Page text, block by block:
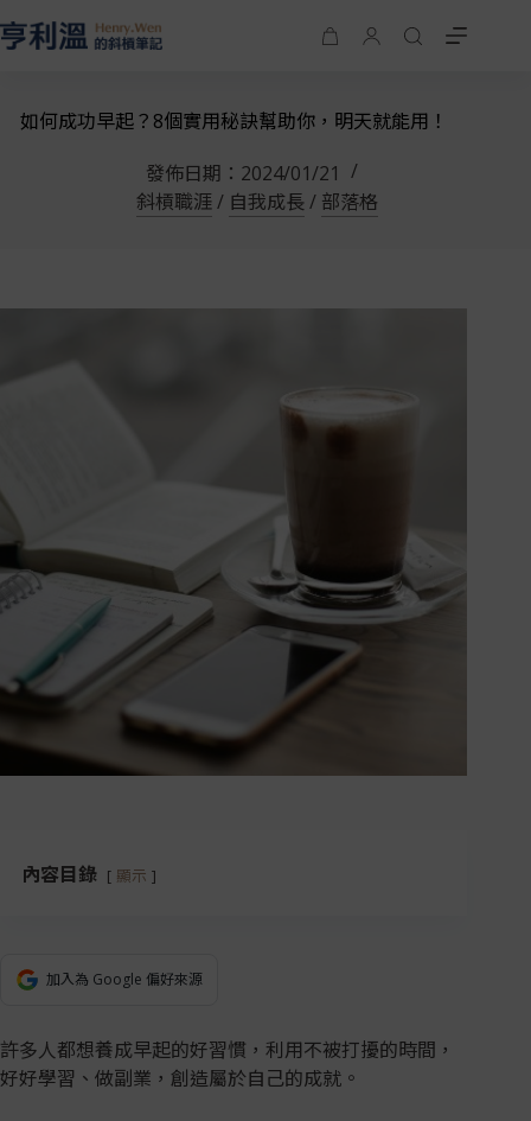
如何成功早起？8個實用秘訣幫助你，明天就能用！
發佈日期： 2024/01/21
斜槓職涯/ 自我成長 / 部落格
內容目錄 顯示
加入為 Google 偏好來源
許多人都想養成早起的好習慣，利用不被打擾的時間，
好好學習、做副業，創造屬於自己的成就。